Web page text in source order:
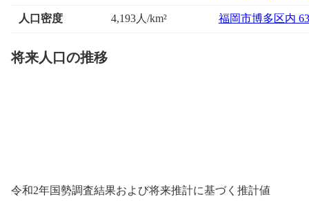
人口密度 4,193人/km² 福岡市博多区内
将来人口の推移
令和2年国勢調査結果および将来推計に基づく推計値